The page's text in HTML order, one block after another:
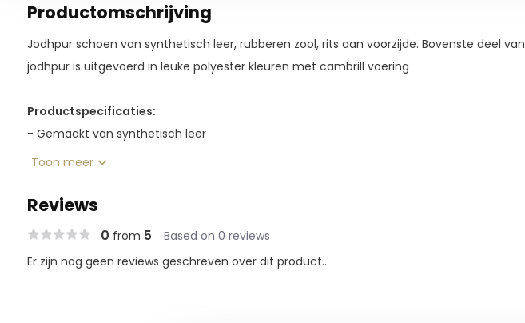
Productomschrijving
Jodhpur schoen van synthetisch leer, rubberen zool, rits aan voorzijde. Bovenste deel van
jodhpur is uitgevoerd in leuke polyester kleuren met cambrill voering
Productspecificaties:
- Gemaakt van synthetisch leer
- Rubber zool - Rits aan de voorzijde
Toon meer
Reviews
0 from 5 Based on 0 reviews
Er zijn nog geen reviews geschreven over dit product..